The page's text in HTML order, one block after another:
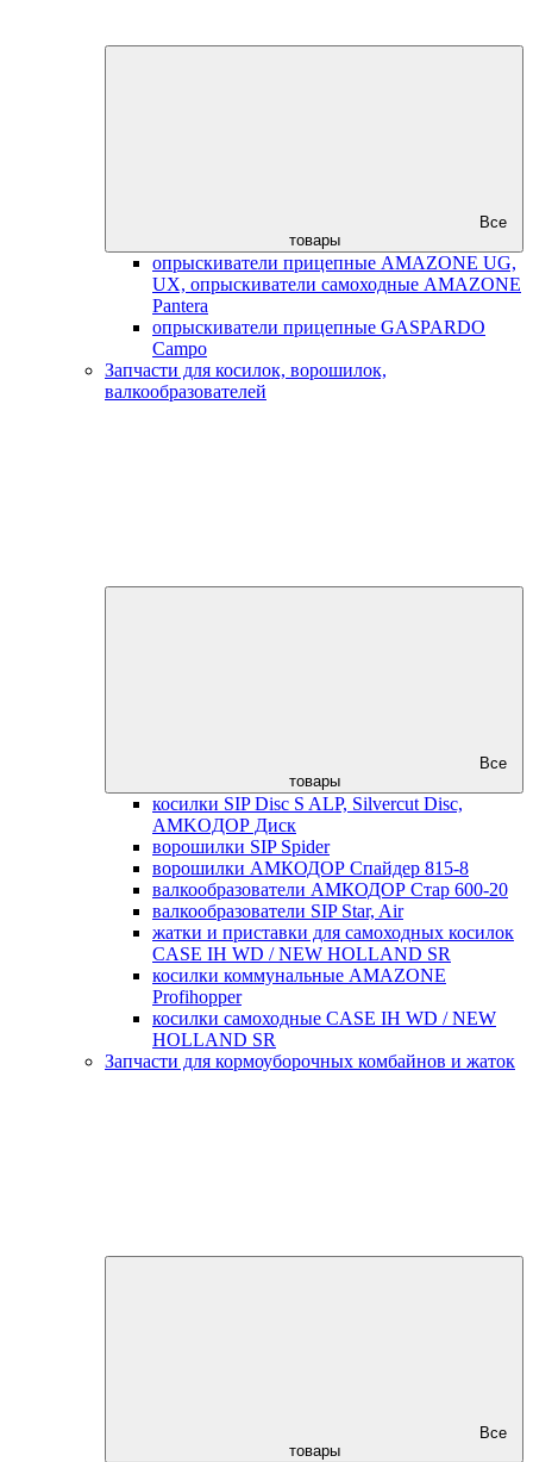
Все
товары
опрыскиватели прицепные AMAZONE UG,
UX, опрыскиватели самоходные AMAZONE
Pantera
опрыскиватели прицепные GASPARDO
Campo
Запчасти для косилок, ворошилок,
валкообразователей
Все
товары
косилки SIP Disc S ALP, Silvercut Disc,
AMKOДОР Диск
ворошилки SIP Spider
ворошилки АМКОДОР Спайдер 815-8
валкообразователи АМКОДОР Стар 600-20
валкообразователи SIP Star, Air
жатки и приставки для самоходных косилок
CASE IH WD / NEW HOLLAND SR
косилки коммунальные AMAZONE
Profihopper
косилки самоходные CASE IH WD / NEW
HOLLAND SR
Запчасти для кормоуборочных комбайнов и жаток
Все
товары